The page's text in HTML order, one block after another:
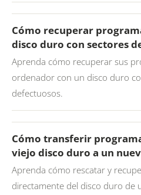
Cómo recuperar
disco duro con sectores
Aprenda cómo recuperar sus
ordenador con un disco duro
defectuosos.
Cómo transferir
viejo disco duro a un
Aprenda cómo rescatar y
directamente del disco duro de